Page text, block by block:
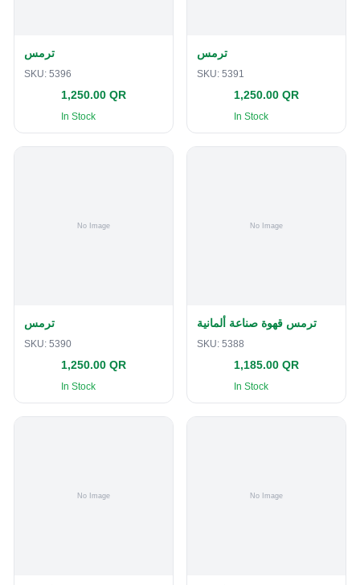
ترمس
SKU: 5396
1,250.00 QR
In Stock
ترمس
SKU: 5391
1,250.00 QR
In Stock
ترمس
SKU: 5390
1,250.00 QR
In Stock
ترمس قهوة صناعة ألمانية
SKU: 5388
1,185.00 QR
In Stock